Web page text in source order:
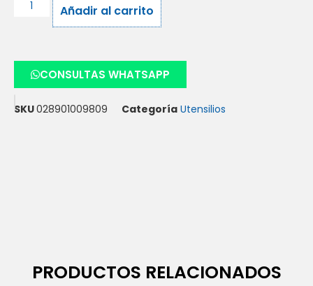
Añadir al carrito
CONSULTAS WHATSAPP
SKU028901009809 Categoría Utensilios
PRODUCTOS RELACIONADOS